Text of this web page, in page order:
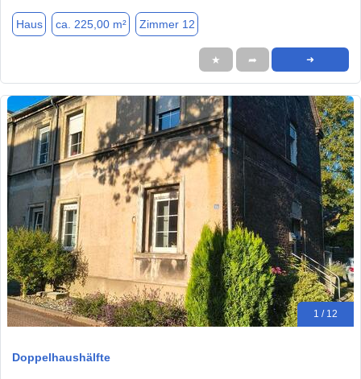
Haus ca. 225,00 m² Zimmer 12
★ ➦ ➜
1 / 12
Doppelhaushälfte